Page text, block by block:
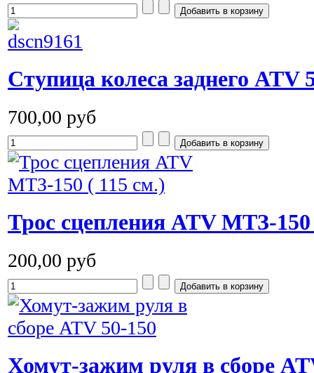
Ступица колеса заднего ATV
700,00 руб
Трос сцепления ATV MTЗ-
200,00 руб
Хомут-зажим руля в сборе